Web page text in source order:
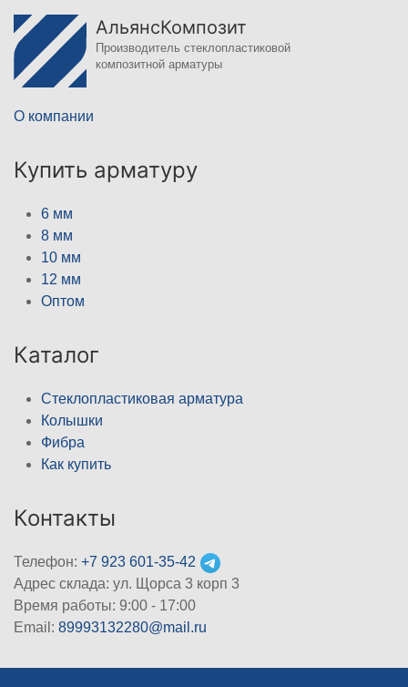
АльянсКомпозит
Производитель стеклопластиковой
композитной арматуры
О компании
Купить арматуру
6 мм
8 мм
10 мм
12 мм
Оптом
Каталог
Стеклопластиковая арматура
Колышки
Фибра
Как купить
Контакты
Телефон: +7 923 601-35-42
Адрес склада: ул. Щорса 3 корп 3
Время работы: 9:00 - 17:00
Email: 89993132280@mail.ru